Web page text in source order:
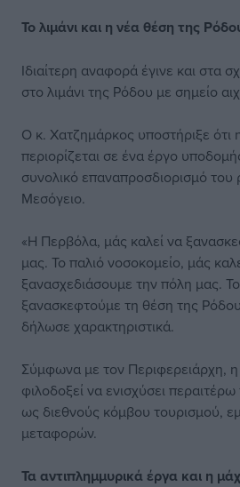
Το λιμάνι και η νέα θέση της
Ιδιαίτερη αναφορά έγινε και στα
στο λιμάνι της Ρόδου με σημείο
Ο κ. Χατζημάρκος υποστήριξε ότι
περιορίζεται σε ένα έργο
συνολικό επαναπροσδιορισμό
Μεσόγειο.
«Η Περβόλα, μάς καλεί να
μας. Το παλιό νοσοκομείο, μάς
ξανασχεδιάσουμε την πόλη μας. Το
ξανασκεφτούμε τη θέση της
δήλωσε χαρακτηριστικά.
Σύμφωνα με τον Περιφερειάρχη, η
φιλοδοξεί να ενισχύσει
ως διεθνούς κόμβου τουρισμού,
μεταφορών.
Τα αντιπλημμυρικά έργα και η